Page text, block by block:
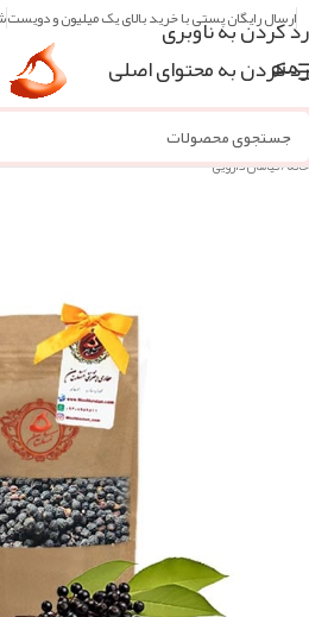
رد کردن به ناوبری
رد کردن به محتوای اصلی
ارسال رایگان پستی با خرید بالای یک میلیون و دویست
منو
خانه/گیاهان دارویی